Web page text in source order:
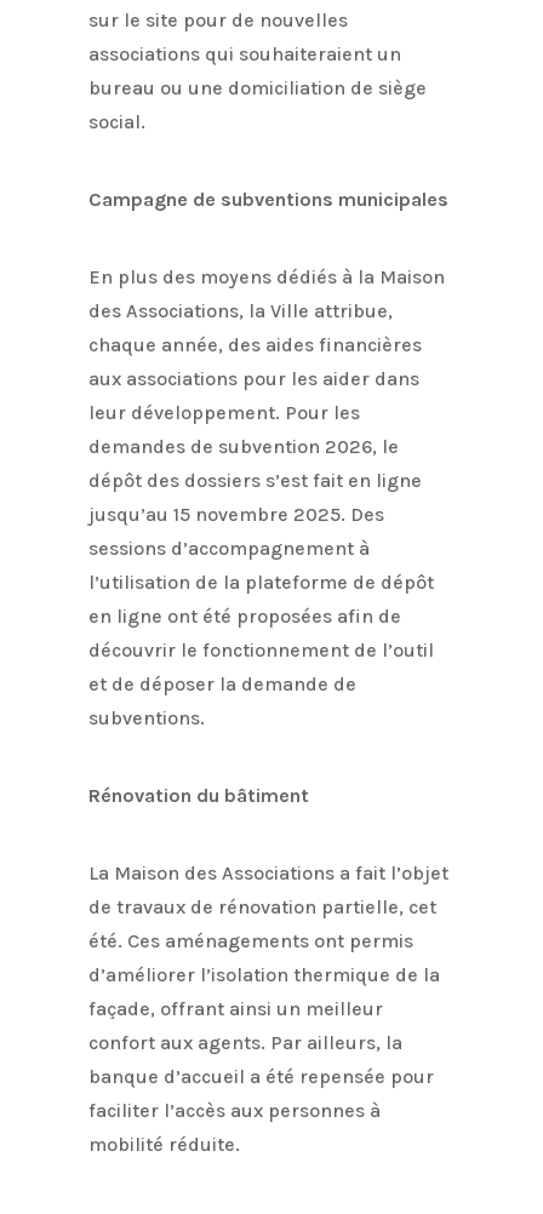
sur le site pour de nouvelles
associations qui souhaiteraient un
bureau ou une domiciliation de siège
social.
Campagne de subventions municipales
En plus des moyens dédiés à la Maison
des Associations, la Ville attribue,
chaque année, des aides financières
aux associations pour les aider dans
leur développement. Pour les
demandes de subvention 2026, le
dépôt des dossiers s’est fait en ligne
jusqu’au 15 novembre 2025. Des
sessions d’accompagnement à
l’utilisation de la plateforme de dépôt
en ligne ont été proposées afin de
découvrir le fonctionnement de l’outil
et de déposer la demande de
subventions.
Rénovation du bâtiment
La Maison des Associations a fait l’objet
de travaux de rénovation partielle, cet
été. Ces aménagements ont permis
d’améliorer l’isolation thermique de la
façade, offrant ainsi un meilleur
confort aux agents. Par ailleurs, la
banque d’accueil a été repensée pour
faciliter l’accès aux personnes à
mobilité réduite.